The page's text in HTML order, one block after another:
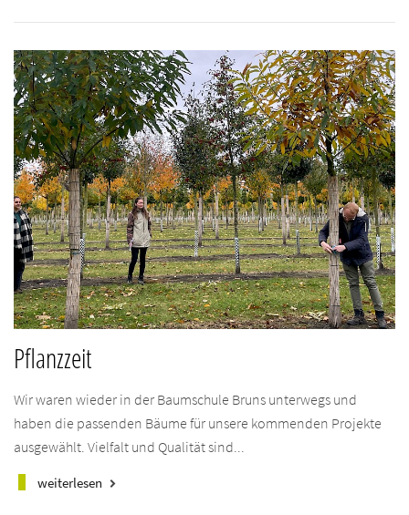
Pflanzzeit
Wir waren wieder in der Baumschule Bruns unterwegs und
haben die passenden Bäume für unsere kommenden Projekte
ausgewählt. Vielfalt und Qualität sind...
weiterlesen keyboard_arrow_right